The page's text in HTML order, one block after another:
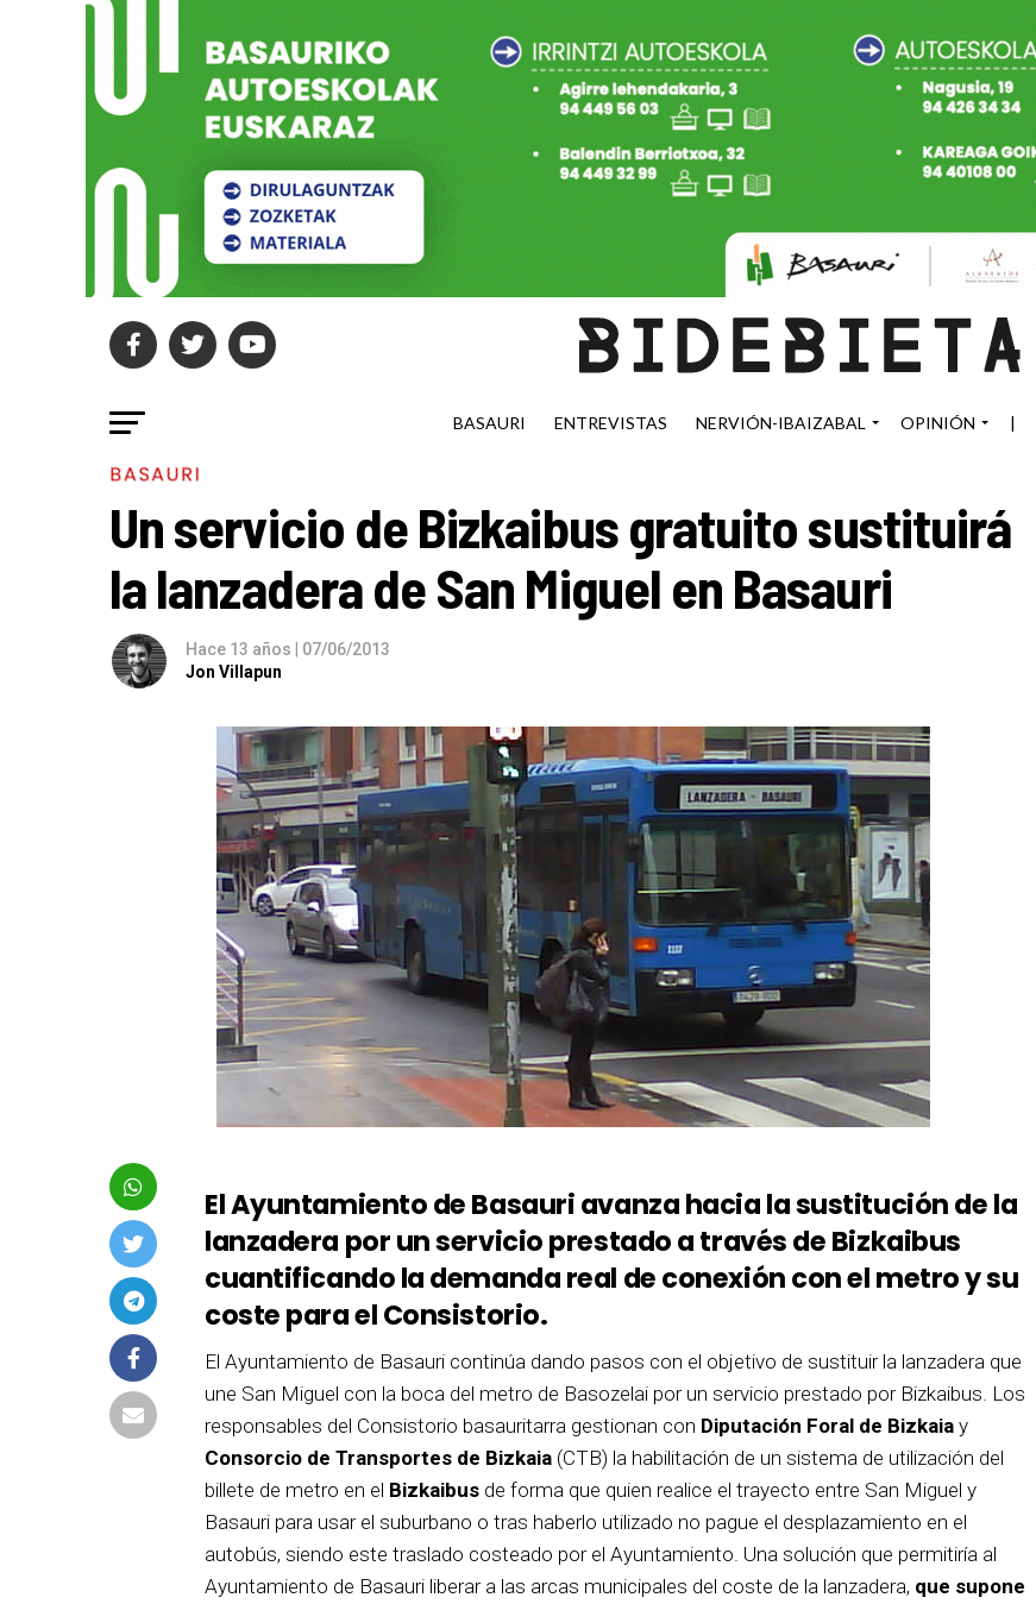
BASAURI ENTREVISTAS NERVIÓN-IBAIZABAL OPINIÓN |
BASAURI
Un servicio de Bizkaibus gratuito sustituirá
la lanzadera de San Miguel en Basauri
Hace 13 años | 07/06/2013
Jon Villapun
El Ayuntamiento de Basauri avanza hacia la sustitución de la
lanzadera por un servicio prestado a través de Bizkaibus
cuantificando la demanda real de conexión con el metro y su
coste para el Consistorio.
El Ayuntamiento de Basauri continúa dando pasos con el objetivo de sustituir la lanzadera que
une San Miguel con la boca del metro de Basozelai por un servicio prestado por Bizkaibus. Los
responsables del Consistorio basauritarra gestionan con Diputación Foral de Bizkaia y
Consorcio de Transportes de Bizkaia (CTB) la habilitación de un sistema de utilización del
billete de metro en el Bizkaibus de forma que quien realice el trayecto entre San Miguel y
Basauri para usar el suburbano o tras haberlo utilizado no pague el desplazamiento en el
autobús, siendo este traslado costeado por el Ayuntamiento. Una solución que permitiría al
Ayuntamiento de Basauri liberar a las arcas municipales del coste de la lanzadera, que supone